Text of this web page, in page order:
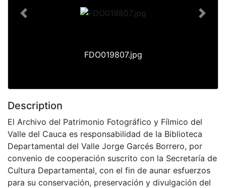
FDO019807.jpg
Previous Next
Description
El Archivo del Patrimonio Fotográfico y Fílmico del
Valle del Cauca es responsabilidad de la Biblioteca
Departamental del Valle Jorge Garcés Borrero, por
convenio de cooperación suscrito con la Secretaría de
Cultura Departamental, con el fin de aunar esfuerzos
para su conservación, preservación y divulgación del